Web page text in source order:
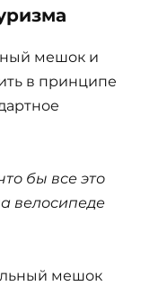
мешок и
в принципе
бы все это
велосипеде
мешок